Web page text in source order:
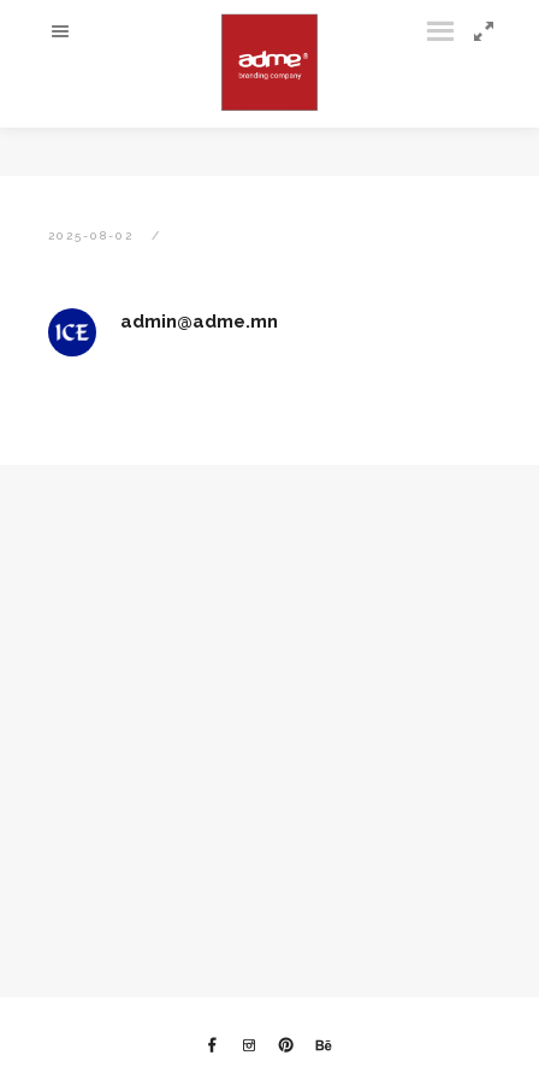
2025-08-02
admin@adme.mn